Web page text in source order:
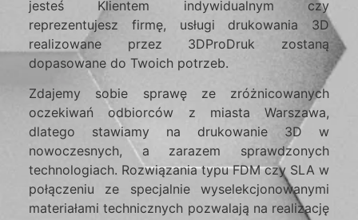
jesteś Klientem indywidualnym czy
reprezentujesz firmę, usługi drukowania 3D
realizowane przez 3DProDruk zostaną
dopasowane do Twoich potrzeb.
Zdajemy sobie sprawę ze zróżnicowanych
oczekiwań odbiorców z miasta Warszawa,
dlatego stawiamy na drukowanie 3D w
nowoczesnych, a zarazem sprawdzonych
technologiach. Rozwiązania typu FDM czy SLA w
połączeniu ze specjalnie wyselekcjonowanymi
materiałami technicznych pozwalają na realizację